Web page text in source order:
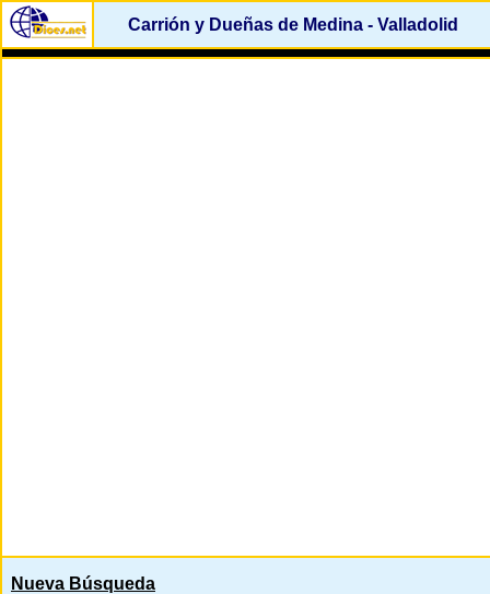
Carrión y Dueñas de Medina - Valladolid
Nueva Búsqueda